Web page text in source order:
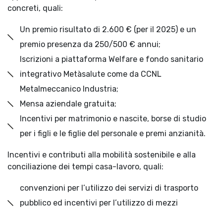
concreti, quali:
Un premio risultato di 2.600 € (per il 2025) e un
premio presenza da 250/500 € annui;
Iscrizioni a piattaforma Welfare e fondo sanitario
integrativo Metàsalute come da CCNL
Metalmeccanico Industria;
Mensa aziendale gratuita;
Incentivi per matrimonio e nascite, borse di studio
per i figli e le figlie del personale e premi anzianità.
Incentivi e contributi alla mobilità sostenibile e alla
conciliazione dei tempi casa-lavoro, quali:
convenzioni per l’utilizzo dei servizi di trasporto
pubblico ed incentivi per l’utilizzo di mezzi